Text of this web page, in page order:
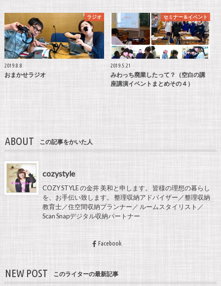
ラジオ
2019.8.8
おまかせラジオ
セミナー＆イベント
2019.5.21
みわっち廃業したって？（空白の講
座講演イベントまとめその４）
ABOUT この記事をかいた人
cozystyle
COZY STYLE の金井 美和と申します。 皆様の理想の暮らし
を、お手伝い致します。 整理収納アドバイザー／整理収納
教育士／住空間収納プランナー／ ルームスタイリスト／
Scan Snapデジタル収納パートナー
Facebook
NEW POST このライターの最新記事